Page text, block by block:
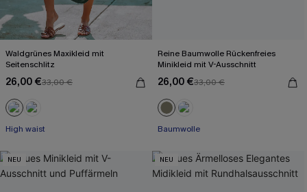
Waldgrünes Maxikleid mit
Seitenschlitz
26,00 €33,00 €
High waist
Reine Baumwolle Rückenfreies
Minikleid mit V-Ausschnitt
26,00 €33,00 €
Baumwolle
NEU NEU